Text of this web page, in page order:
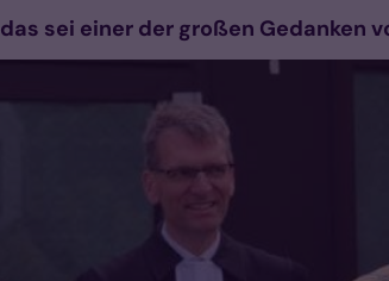
sei einer der großen Gedanken